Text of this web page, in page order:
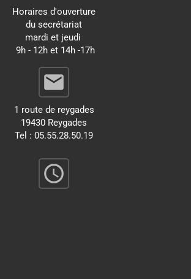
Horaires d'ouverture
du secrétariat
mardi et jeudi
9h - 12h et 14h -17h
email
1 route de reygades
19430 Reygades
Tel : 05.55.28.50.19
query_builder